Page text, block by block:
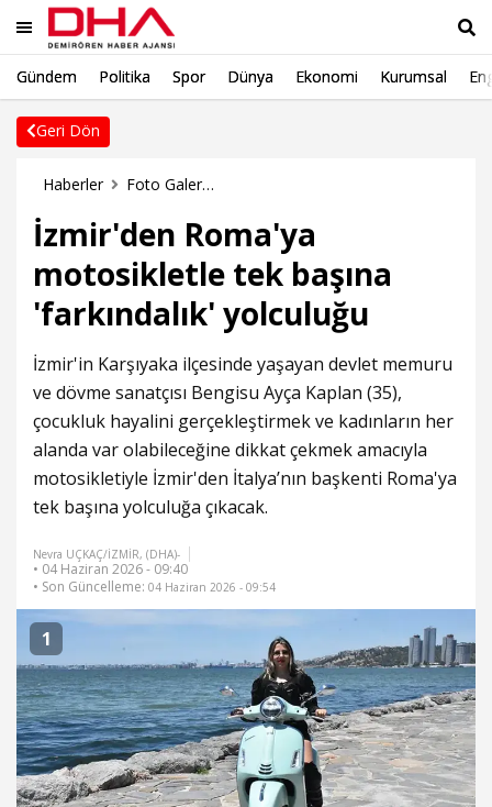
Geri Dön
Gündem Politika Spor Dünya Ekonomi Kurumsal
Haberler Foto Galeri Haberleri
İzmir'den Roma'ya
motosikletle tek başına
'farkındalık' yolculuğu
İzmir'in Karşıyaka ilçesinde yaşayan devlet memuru
ve dövme sanatçısı Bengisu Ayça Kaplan (35),
çocukluk hayalini gerçekleştirmek ve kadınların her
alanda var olabileceğine dikkat çekmek amacıyla
motosikletiyle İzmir'den İtalya’nın başkenti Roma'ya
tek başına yolculuğa çıkacak.
Nevra UÇKAÇ/İZMİR, (DHA)-
• 04 Haziran 2026 - 09:40
• Son Güncelleme: 04 Haziran 2026 - 09:54
1